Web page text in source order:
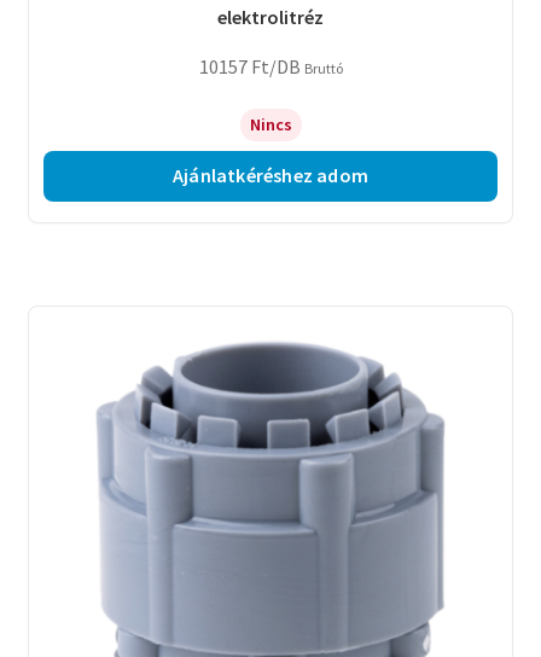
elektrolitréz
10157 Ft/DB Bruttó
Nincs
Ajánlatkéréshez adom